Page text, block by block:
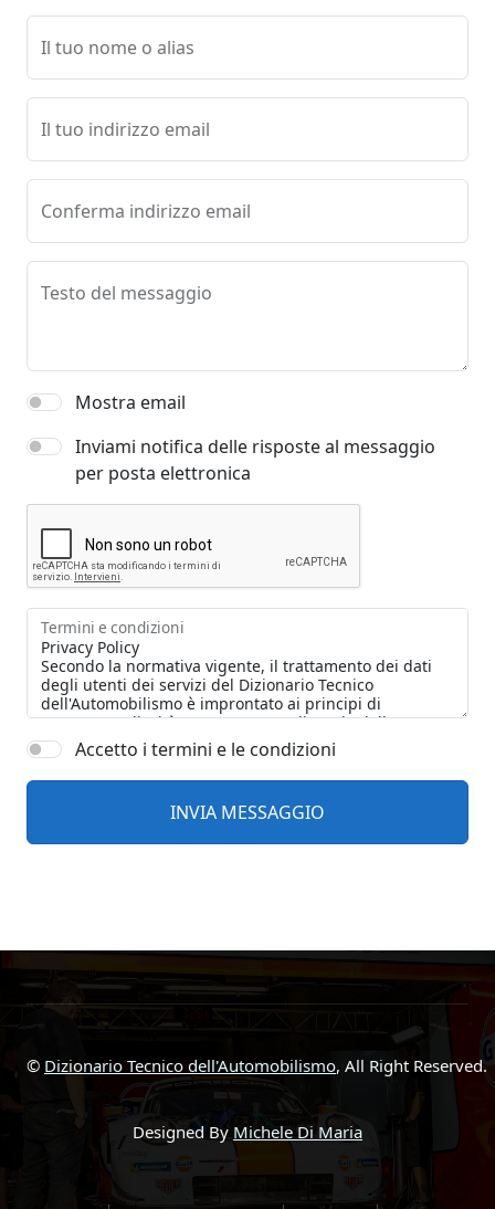
Il tuo nome o alias
Il tuo indirizzo email
Conferma indirizzo email
Testo del messaggio
Mostra email
Inviami notifica delle risposte al messaggio
per posta elettronica
Termini e condizioni
Accetto i termini e le condizioni
© Dizionario Tecnico dell'Automobilismo, All Right Reserved.
Designed By Michele Di Maria